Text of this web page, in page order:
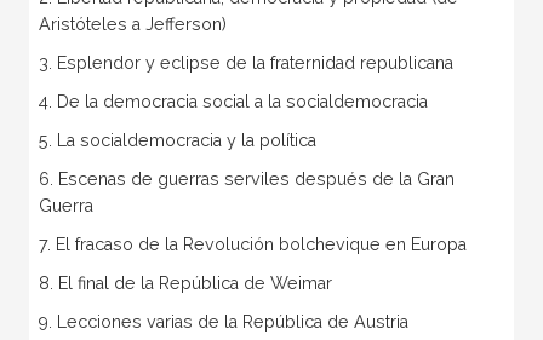
Aristóteles a Jefferson)
3. Esplendor y eclipse de la fraternidad republicana
4. De la democracia social a la socialdemocracia
5. La socialdemocracia y la política
6. Escenas de guerras serviles después de la Gran
Guerra
7. El fracaso de la Revolución bolchevique en Europa
8. El final de la República de Weimar
9. Lecciones varias de la República de Austria